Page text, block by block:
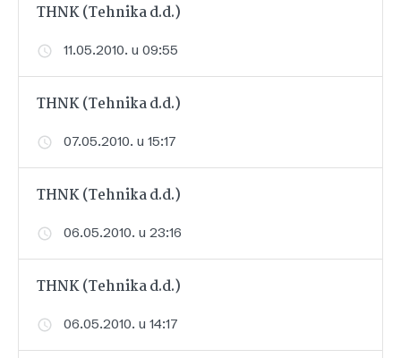
THNK (Tehnika d.d.)
11.05.2010. u 09:55
THNK (Tehnika d.d.)
07.05.2010. u 15:17
THNK (Tehnika d.d.)
06.05.2010. u 23:16
THNK (Tehnika d.d.)
06.05.2010. u 14:17